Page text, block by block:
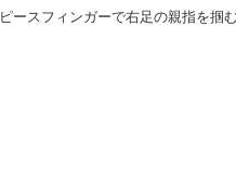
ースフィンガーで右足の親指を